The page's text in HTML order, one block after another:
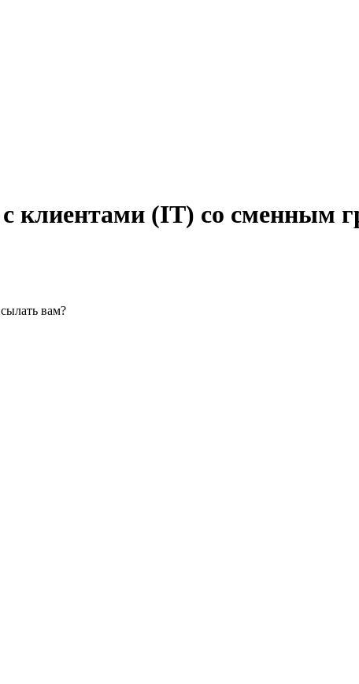
с клиентами (IT) со сменным
вам?